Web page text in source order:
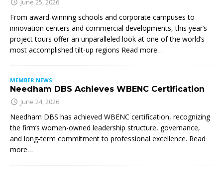
From award-winning schools and corporate campuses to
innovation centers and commercial developments, this year’s
project tours offer an unparalleled look at one of the world’s
most accomplished tilt-up regions Read more…
MEMBER NEWS
Needham DBS Achieves WBENC Certification
June 24, 2026
Needham DBS has achieved WBENC certification, recognizing
the firm’s women-owned leadership structure, governance,
and long-term commitment to professional excellence. Read
more…